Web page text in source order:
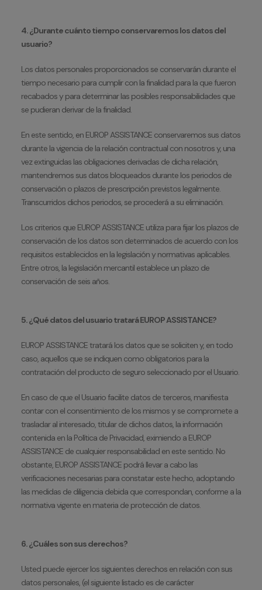
4. ¿Durante cuánto tiempo conservaremos los datos del
usuario?
Los datos personales proporcionados se conservarán durante el
tiempo necesario para cumplir con la finalidad para la que fueron
recabados y para determinar las posibles responsabilidades que
se pudieran derivar de la finalidad.
En este sentido, en EUROP ASSISTANCE conservaremos sus datos
durante la vigencia de la relación contractual con nosotros y, una
vez extinguidas las obligaciones derivadas de dicha relación,
mantendremos sus datos bloqueados durante los periodos de
conservación o plazos de prescripción previstos legalmente.
Transcurridos dichos periodos, se procederá a su eliminación.
Los criterios que EUROP ASSISTANCE utiliza para fijar los plazos de
conservación de los datos son determinados de acuerdo con los
requisitos establecidos en la legislación y normativas aplicables.
Entre otros, la legislación mercantil establece un plazo de
conservación de seis años.
5. ¿Qué datos del usuario tratará EUROP ASSISTANCE?
EUROP ASSISTANCE tratará los datos que se soliciten y, en todo
caso, aquellos que se indiquen como obligatorios para la
contratación del producto de seguro seleccionado por el Usuario.
En caso de que el Usuario facilite datos de terceros, manifiesta
contar con el consentimiento de los mismos y se compromete a
trasladar al interesado, titular de dichos datos, la información
contenida en la Política de Privacidad, eximiendo a EUROP
ASSISTANCE de cualquier responsabilidad en este sentido. No
obstante, EUROP ASSISTANCE podrá llevar a cabo las
verificaciones necesarias para constatar este hecho, adoptando
las medidas de diligencia debida que correspondan, conforme a la
normativa vigente en materia de protección de datos.
6. ¿Cuáles son sus derechos?
Usted puede ejercer los siguientes derechos en relación con sus
datos personales, (el siguiente listado es de carácter